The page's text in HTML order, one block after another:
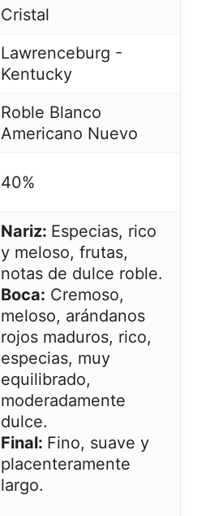
Cristal
Lawrenceburg -
Kentucky
Roble Blanco
Americano Nuevo
40%
Nariz: Especias, rico
y meloso, frutas,
notas de dulce roble.
Boca: Cremoso,
meloso, arándanos
rojos maduros, rico,
especias, muy
equilibrado,
moderadamente
dulce.
Final: Fino, suave y
placenteramente
largo.